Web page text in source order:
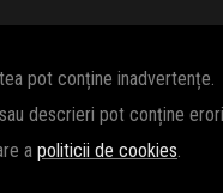
pot conține inadvertențe.
descrieri pot conține
a politicii de cookies.